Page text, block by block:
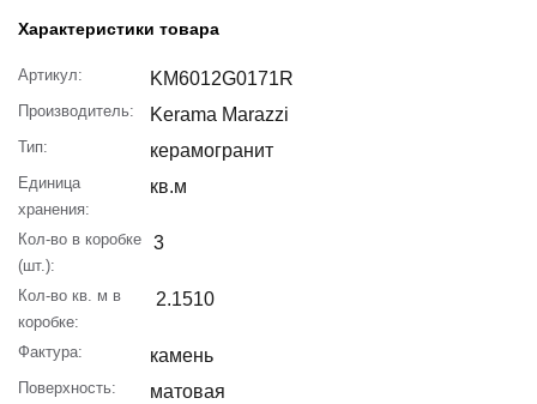
Характеристики товара
Артикул: KM6012G0171R
Производитель: Kerama Marazzi
Тип: керамогранит
Единица
хранения:
кв.м
Кол-во в коробке
(шт.):
3
Кол-во кв. м в
коробке:
2.1510
Фактура: камень
Поверхность: матовая